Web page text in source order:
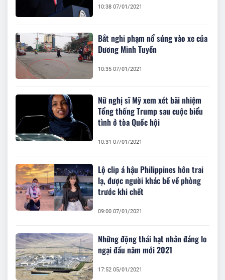
10:38 07/01/2021
Bắt nghi phạm nổ súng vào xe của
Dương Minh Tuyền
10:35 07/01/2021
Nữ nghị sĩ Mỹ xem xét bãi nhiệm
Tổng thống Trump sau cuộc biểu
tình ở tòa Quốc hội
10:31 07/01/2021
Lộ clip á hậu Philippines hôn trai
lạ, được người khác bế về phòng
trước khi chết
09:00 07/01/2021
Những động thái hạt nhân đáng lo
ngại đầu năm mới 2021
17:52 05/01/2021